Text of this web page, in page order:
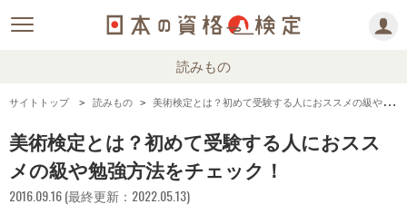
読みもの
サイトトップ 読みもの 美術検定とは？初めて受験する人におススメの級や勉強方法をチェック！
美術検定とは？初めて受験する人におスス
メの級や勉強方法をチェック！
2016.09.16 (最終更新：2022.05.13)